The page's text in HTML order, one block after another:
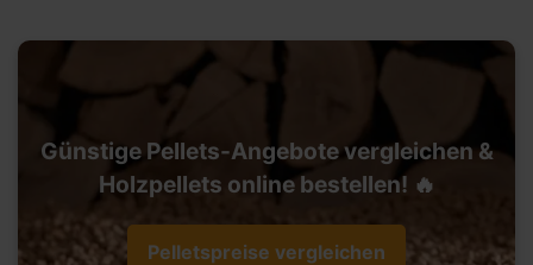
Günstige Pellets-Angebote vergleichen &
Holzpellets online bestellen! 🔥
Pelletspreise vergleichen